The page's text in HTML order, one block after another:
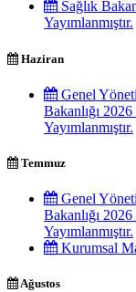
Sağlık
Yayımlanmıştır.
Haziran
Genel
Bakanlığı
Yayımlanmıştır.
Temmuz
Genel
Bakanlığı
Yayımlanmıştır.
Kurumsal
Ağustos